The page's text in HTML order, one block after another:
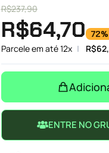
R$237,90
R$64,70
Parcele em até 12x R$
ENTRE NO